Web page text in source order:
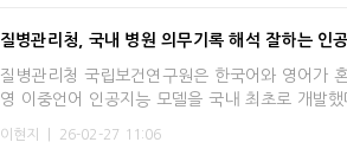
질병관리청, 국내 병원 의무기록 해석 잘하는 인
질병관리청 국립보건연구원은 한국어와 영어가
영 이중언어 인공지능 모델을 국내 최초로 개발
이현지 26-02-27 11:06